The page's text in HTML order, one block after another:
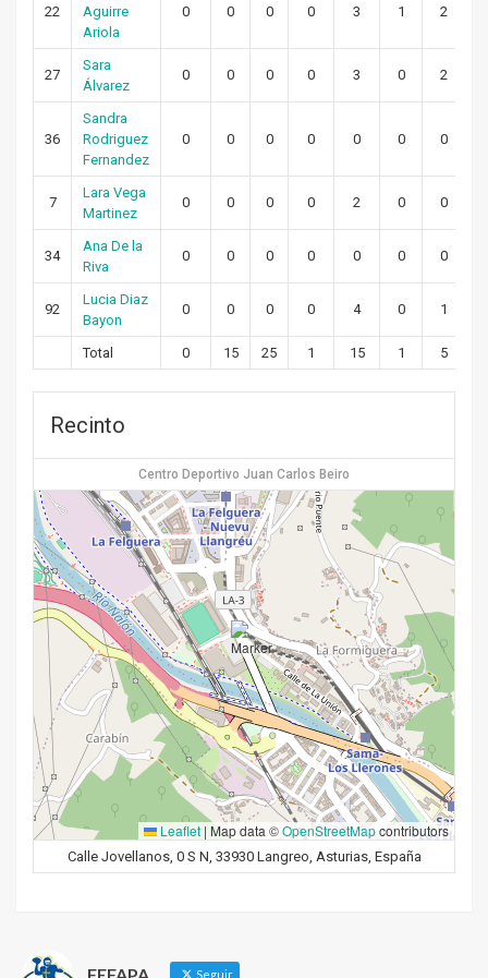
22
Aguirre
Ariola
0 0 0 0 3 1 2
27
Sara
Álvarez
0 0 0 0 3 0 2
36
Sandra
Rodriguez
Fernandez
0 0 0 0 0 0 0
7
Lara Vega
Martinez
0 0 0 0 2 0 0
34
Ana De la
Riva
0 0 0 0 0 0 0
92
Lucia Diaz
Bayon
0 0 0 0 4 0 1
Total 0 15 25 1 15 1 5
Recinto
Centro Deportivo Juan Carlos Beiro
Leaflet | Map data ©OpenStreetMapcontributors
Calle Jovellanos, 0 S N, 33930 Langreo, Asturias, España
Seguir